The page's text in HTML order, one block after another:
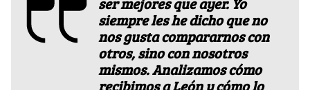
siempre les he dicho que no
nos gusta compararnos con
otros, sino con nosotros
mismos. Analizamos cómo